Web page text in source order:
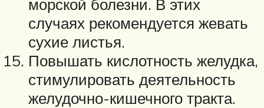
морской болезни. В этих
случаях рекомендуется жевать
сухие листья.
Повышать кислотность желудка,
стимулировать деятельность
желудочно-кишечного тракта.